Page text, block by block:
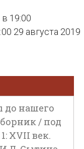
19:00
29 августа 2019
до нашего
/ под
XVII век.